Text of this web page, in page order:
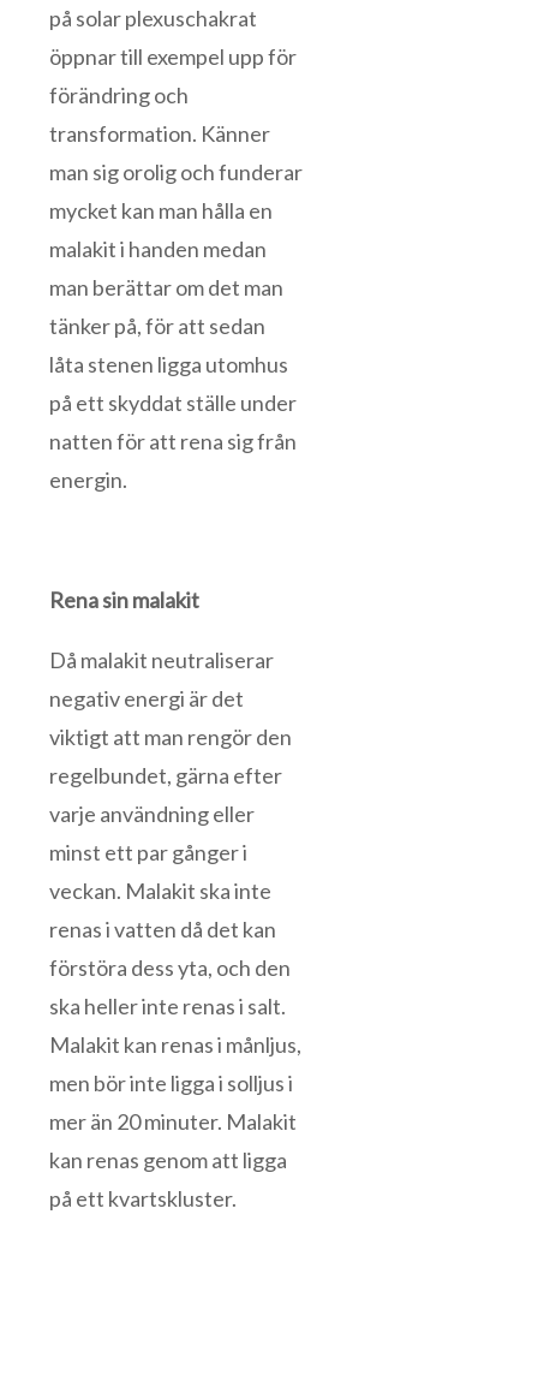
på solar plexuschakrat
öppnar till exempel upp för
förändring och
transformation. Känner
man sig orolig och funderar
mycket kan man hålla en
malakit i handen medan
man berättar om det man
tänker på, för att sedan
låta stenen ligga utomhus
på ett skyddat ställe under
natten för att rena sig från
energin.
Rena sin malakit
Då malakit neutraliserar
negativ energi är det
viktigt att man rengör den
regelbundet, gärna efter
varje användning eller
minst ett par gånger i
veckan. Malakit ska inte
renas i vatten då det kan
förstöra dess yta, och den
ska heller inte renas i salt.
Malakit kan renas i månljus,
men bör inte ligga i solljus i
mer än 20 minuter. Malakit
kan renas genom att ligga
på ett kvartskluster.